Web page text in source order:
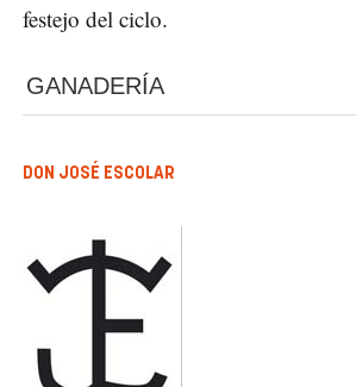
festejo del ciclo.
GANADERÍA
DON JOSÉ ESCOLAR